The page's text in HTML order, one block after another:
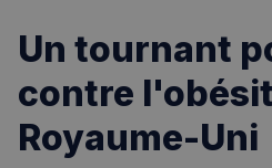
Un tournant
contre
Royaume-Uni